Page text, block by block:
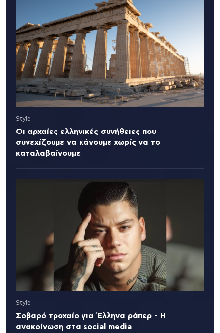
Style
Οι αρχαίες ελληνικές συνήθειες που
συνεχίζουμε να κάνουμε χωρίς να το
καταλαβαίνουμε
Style
Σοβαρό τροχαίο για Έλληνα ράπερ - Η
ανακοίνωση στα social media